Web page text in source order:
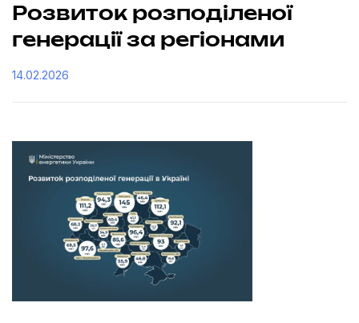
Розвиток розподіленої
генерації за регіонами
14.02.2026